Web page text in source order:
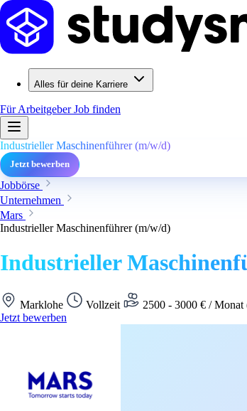
Alles für deine Karriere
Für ArbeitgeberJob finden
Industrieller Maschinenführer (m/w/d)
Jetzt bewerben
Jobbörse
Unternehmen
Mars
Industrieller Maschinenführer (m/w/d)
Industrieller
Marklohe Vollzeit 2500 - 3000 € / Monat
Jetzt bewerben